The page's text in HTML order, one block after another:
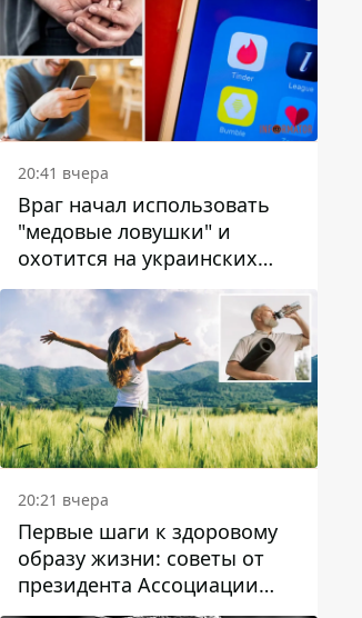
20:41 вчера
Враг начал использовать
"медовые ловушки" и
охотится на украинских
военнослужащих
20:21 вчера
Первые шаги к здоровому
образу жизни: советы от
президента Ассоциации
диетологов Украины